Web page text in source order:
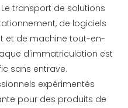
transport de solutions
de logiciels
et de machine tout-en-
d'immatriculation est
sans entrave.
expérimentés
pour des produits de